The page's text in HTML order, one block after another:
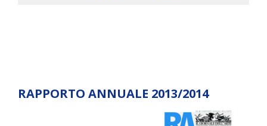
RAPPORTO ANNUALE 2013/2014